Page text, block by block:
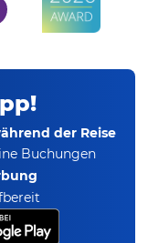
der Reise
Buchungen